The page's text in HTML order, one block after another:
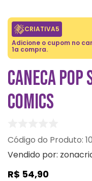
CRIATIVA5
Adicione o cupom no
1a compra.
CANECA POP
COMICS
:
Vendido por:
R$ 54,90